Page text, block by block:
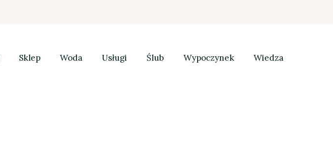
Sklep Woda Usługi Ślub Wypoczynek Wiedza